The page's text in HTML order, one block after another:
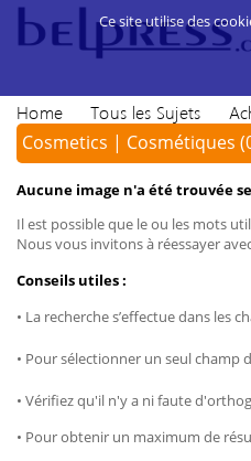
Home Tous les Sujets
Cosmetics | Cosmétiques
Aucune image n'a été trouvée
Il est possible que le ou les mots
Nous vous invitons à réessayer
Conseils utiles :
• La recherche s’effectue dans les
• Pour sélectionner un seul champ
• Vérifiez qu'il n'y a ni faute
• Pour obtenir un maximum de
Ce site utilise des